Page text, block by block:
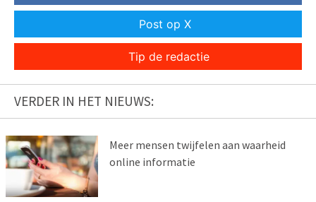
Post op X
Tip de redactie
VERDER IN HET NIEUWS:
Meer mensen twijfelen aan waarheid
online informatie